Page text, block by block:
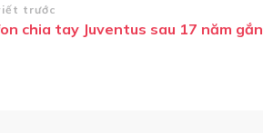
trước
chia tay Juventus sau 17 năm gắn